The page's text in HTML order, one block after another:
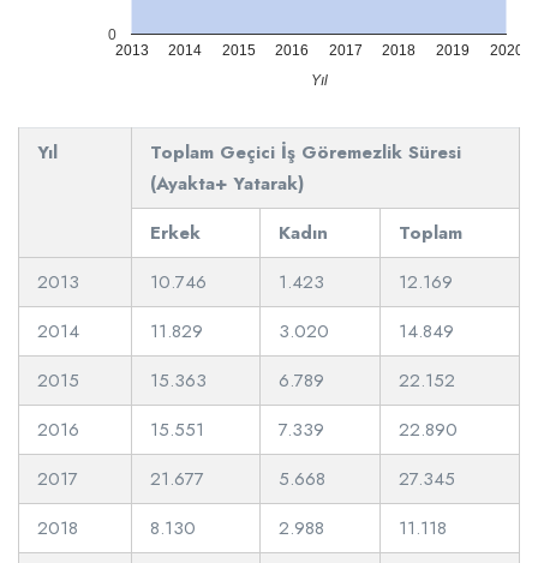
2013 2014 2015 2016 2017 2018 2019 2020
0
Yıl
Yıl
Toplam Geçici İş Göremezlik Süresi
(Ayakta+ Yatarak)
Erkek
Kadın
Toplam
2013
10.746 1.423
12.169
2014
11.829 3.020
14.849
2015
15.363 6.789
22.152
2016
15.551 7.339
22.890
2017
21.677 5.668
27.345
2018
8.130 2.988
11.118